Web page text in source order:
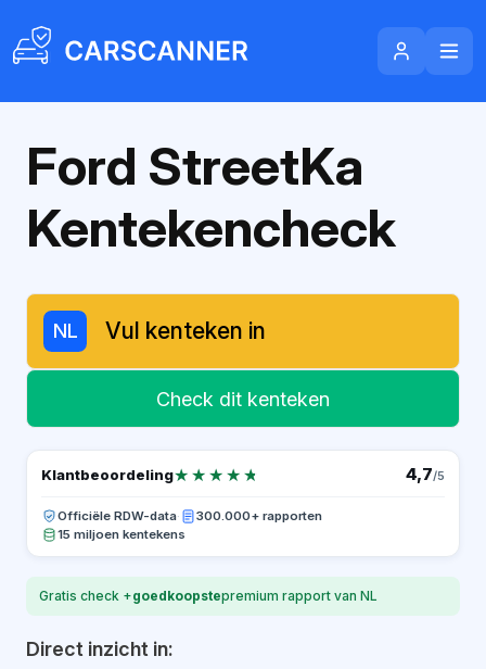
Ford StreetKa
Kentekencheck
NL
Check dit kenteken
Klantbeoordeling★★★★★
★★★★★ 4,7/5
Officiële RDW-data·
300.000+ rapporten
15 miljoen kentekens
Gratis check +goedkoopstepremium rapport van NL
Direct inzicht in: